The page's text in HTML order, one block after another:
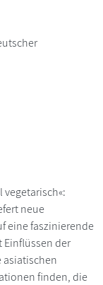
vegetarisch«:
neue
eine faszinierende
Einflüssen der
asiatischen
finden, die